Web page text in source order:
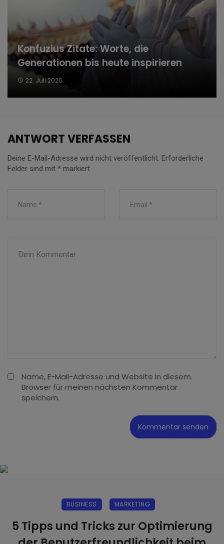
Konfuzius Zitate: Worte, die
Generationen bis heute inspirieren
22. Juli 2026
ANTWORT VERFASSEN
Deine E-Mail-Adresse wird nicht veröffentlicht. Erforderliche
Felder sind mit * markiert
Name, E-Mail-Adresse und Website in diesem
Browser für meinen nächsten Kommentar
speichern.
BUSINESS MARKETING
5 Tipps und Tricks zur Optimierung